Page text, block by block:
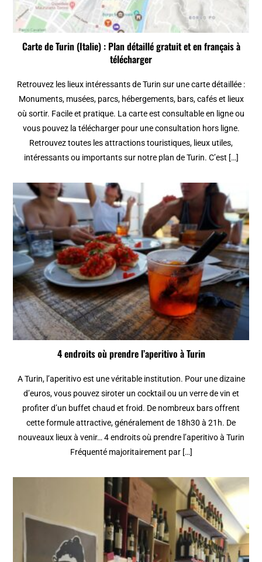
Carte de Turin (Italie) : Plan détaillé gratuit et en français à
télécharger
Retrouvez les lieux intéressants de Turin sur une carte détaillée :
Monuments, musées, parcs, hébergements, bars, cafés et lieux
où sortir. Facile et pratique. La carte est consultable en ligne ou
vous pouvez la télécharger pour une consultation hors ligne.
Retrouvez toutes les attractions touristiques, lieux utiles,
intéressants ou importants sur notre plan de Turin. C’est […]
4 endroits où prendre l’aperitivo à Turin
A Turin, l’aperitivo est une véritable institution. Pour une dizaine
d’euros, vous pouvez siroter un cocktail ou un verre de vin et
profiter d’un buffet chaud et froid. De nombreux bars offrent
cette formule attractive, généralement de 18h30 à 21h. De
nouveaux lieux à venir… 4 endroits où prendre l’aperitivo à Turin
Fréquenté majoritairement par […]